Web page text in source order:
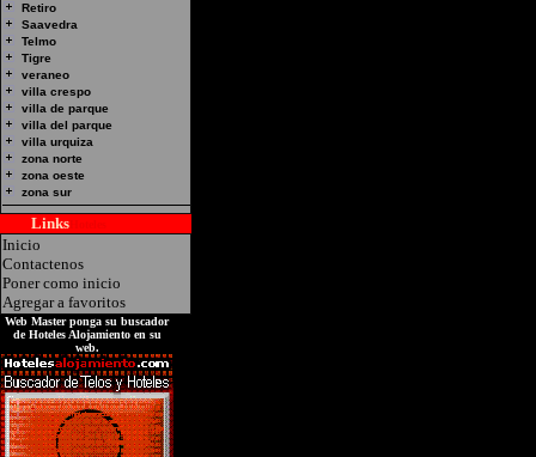
Retiro
Saavedra
Telmo
Tigre
veraneo
villa crespo
villa de parque
villa del parque
villa urquiza
zona norte
zona oeste
zona sur
Links
Inicio
Contactenos
Poner como inicio
Agregar a favoritos
Web Master ponga su buscador
de Hoteles Alojamiento en su
web.